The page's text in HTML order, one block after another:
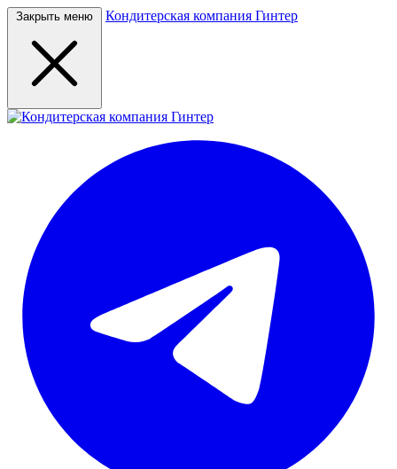
Закрыть меню Кондитерская компания Гинтер